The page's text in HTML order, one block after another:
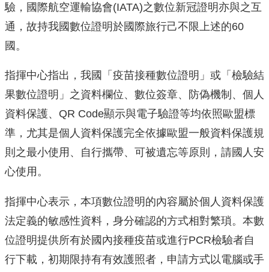
驗，國際航空運輸協會(IATA)之數位新冠證明亦與之互
通，故持我國數位證明於國際旅行己不限上述的60
國。
指揮中心指出，我國「疫苗接種數位證明」或「檢驗結
果數位證明」之資料欄位、數位簽章、防偽機制、個人
資料保護、QR Code顯示與電子驗證等均依照歐盟標
準，尤其是個人資料保護完全依據歐盟一般資料保護規
則之最小使用、自行攜帶、可被遺忘等原則，請國人安
心使用。
指揮中心表示，本項數位證明的內容屬於個人資料保護
法定義的敏感性資料，身分確認的方式相對繁瑣。本數
位證明提供所有於國內接種疫苗或進行PCR檢驗者自
行下載，初期限持有有效護照者，申請方式以電腦或手